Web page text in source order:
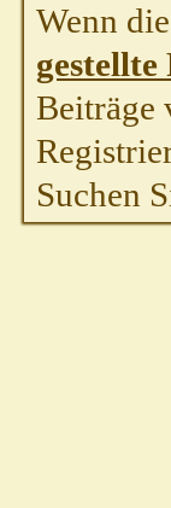
Wenn
gestellte
Beiträge
Suchen